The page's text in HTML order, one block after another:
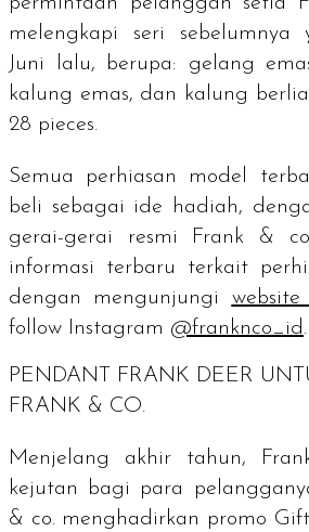
melengkapi seri sebelumnya
Juni lalu, berupa: gelang
kalung emas, dan kalung
28 pieces.
Semua perhiasan model
beli sebagai ide hadiah,
gerai-gerai resmi Frank &
informasi terbaru terkait
dengan mengunjungi website
follow
Instagram @franknco_id .
PENDANT FRANK DEER
FRANK & CO.
Menjelang akhir tahun,
kejutan bagi para
& co. menghadirkan promo